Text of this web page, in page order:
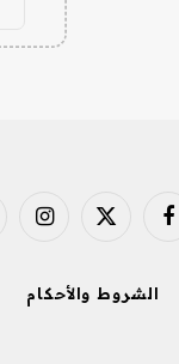
فيسبوك X
الشروط والأحكام